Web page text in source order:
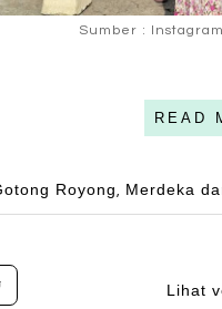
Sumber :
READ
Royong, Merdeka
Lihat